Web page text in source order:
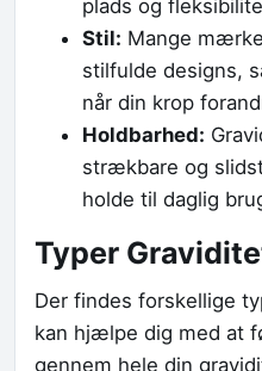
plads og
Stil: Mange
stilfulde designs,
når din krop
Holdbarhed:
strækbare og
holde til daglig
Typer
Der findes forskellige
kan hjælpe dig med at
gennem hele din